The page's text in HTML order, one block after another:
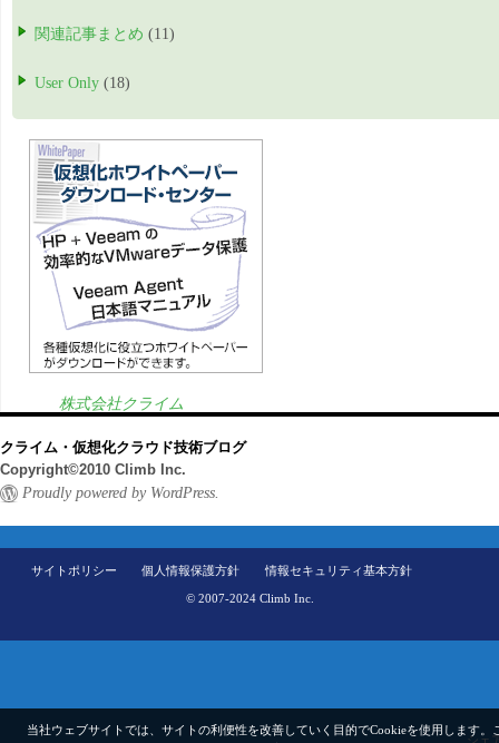
関連記事まとめ (11)
User Only (18)
株式会社クライム
クライム・仮想化クラウド技術ブログ
Copyright©2010 Climb Inc.
Proudly powered by WordPress.
サイトポリシー 個人情報保護方針 情報セキュリティ基本方針
© 2007-2024 Climb Inc.
当社ウェブサイトでは、サイトの利便性を改善していく目的でCookieを使用します。
シェ